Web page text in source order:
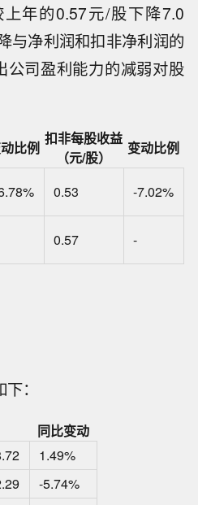
年的0.57元/股下降7.0
与净利润和扣非净利润的
公司盈利能力的减弱对股
比例
扣非每股收益
（元/股）
变动比例
0.53 -7.02%
0.57 -
：
同比变动
1.49%
-5.74%